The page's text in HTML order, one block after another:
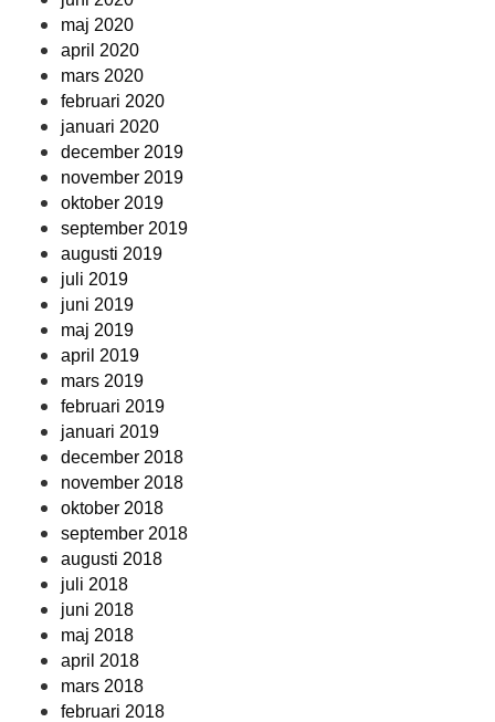
maj 2020
april 2020
mars 2020
februari 2020
januari 2020
december 2019
november 2019
oktober 2019
september 2019
augusti 2019
juli 2019
juni 2019
maj 2019
april 2019
mars 2019
februari 2019
januari 2019
december 2018
november 2018
oktober 2018
september 2018
augusti 2018
juli 2018
juni 2018
maj 2018
april 2018
mars 2018
februari 2018